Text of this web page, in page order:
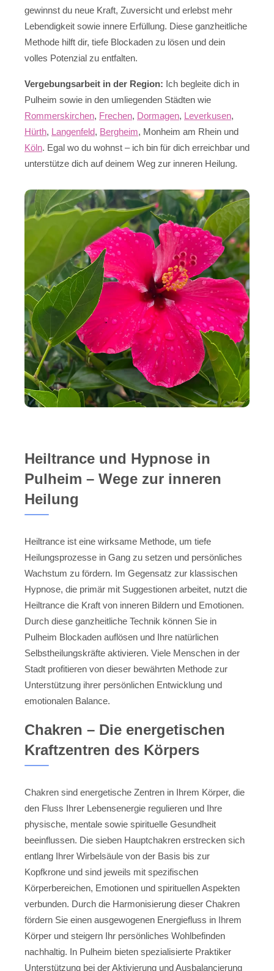
gewinnst du neue Kraft, Zuversicht und erlebst mehr
Lebendigkeit sowie innere Erfüllung. Diese ganzheitliche
Methode hilft dir, tiefe Blockaden zu lösen und dein
volles Potenzial zu entfalten.
Vergebungsarbeit in der Region: Ich begleite dich in
Pulheim sowie in den umliegenden Städten wie
Rommerskirchen, Frechen, Dormagen, Leverkusen,
Hürth, Langenfeld, Bergheim, Monheim am Rhein und
Köln. Egal wo du wohnst – ich bin für dich erreichbar und
unterstütze dich auf deinem Weg zur inneren Heilung.
Heiltrance und Hypnose in
Pulheim – Wege zur inneren
Heilung
Heiltrance ist eine wirksame Methode, um tiefe
Heilungsprozesse in Gang zu setzen und persönliches
Wachstum zu fördern. Im Gegensatz zur klassischen
Hypnose, die primär mit Suggestionen arbeitet, nutzt die
Heiltrance die Kraft von inneren Bildern und Emotionen.
Durch diese ganzheitliche Technik können Sie in
Pulheim Blockaden auflösen und Ihre natürlichen
Selbstheilungskräfte aktivieren. Viele Menschen in der
Stadt profitieren von dieser bewährten Methode zur
Unterstützung ihrer persönlichen Entwicklung und
emotionalen Balance.
Chakren – Die energetischen
Kraftzentren des Körpers
Chakren sind energetische Zentren in Ihrem Körper, die
den Fluss Ihrer Lebensenergie regulieren und Ihre
physische, mentale sowie spirituelle Gesundheit
beeinflussen. Die sieben Hauptchakren erstrecken sich
entlang Ihrer Wirbelsäule von der Basis bis zur
Kopfkrone und sind jeweils mit spezifischen
Körperbereichen, Emotionen und spirituellen Aspekten
verbunden. Durch die Harmonisierung dieser Chakren
fördern Sie einen ausgewogenen Energiefluss in Ihrem
Körper und steigern Ihr persönliches Wohlbefinden
nachhaltig. In Pulheim bieten spezialisierte Praktiker
Unterstützung bei der Aktivierung und Ausbalancierung